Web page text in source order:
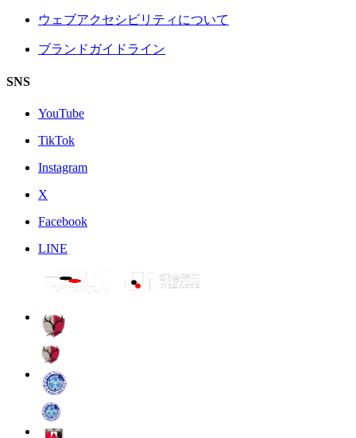
ウェブアクセシビリティについて
ブランドガイドライン
SNS
YouTube
TikTok
Instagram
X
Facebook
LINE